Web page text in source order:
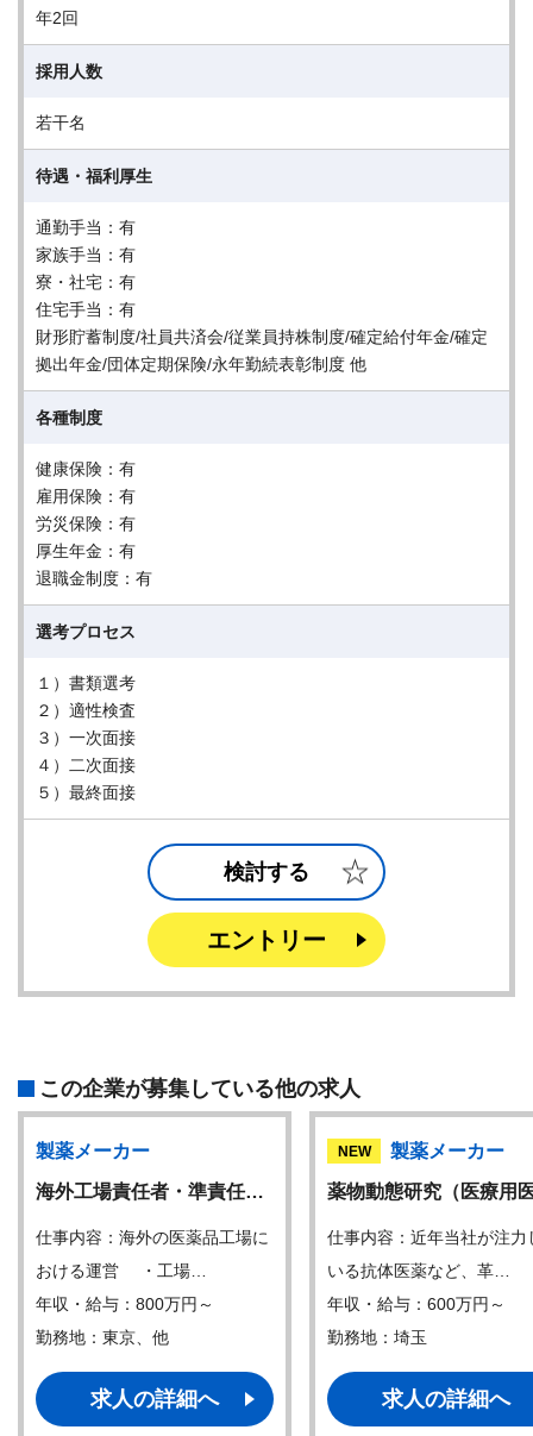
年2回
採用人数
若干名
待遇・福利厚生
通勤手当：有
家族手当：有
寮・社宅：有
住宅手当：有
財形貯蓄制度/社員共済会/従業員持株制度/確定給付年金/確定
拠出年金/団体定期保険/永年勤続表彰制度 他
各種制度
健康保険：有
雇用保険：有
労災保険：有
厚生年金：有
退職金制度：有
選考プロセス
１）書類選考
２）適性検査
３）一次面接
４）二次面接
５）最終面接
検討する
エントリー
この企業が募集している他の求人
製薬メーカー
海外工場責任者・準責任…
仕事内容：海外の医薬品工場に
おける運営 ・工場…
年収・給与：800万円～
勤務地：東京、他
求人の詳細へ
NEW
製薬メーカー
薬物動態研究（医療用
仕事内容：近年当社が注力
いる抗体医薬など、革…
年収・給与：600万円～
勤務地：埼玉
求人の詳細へ